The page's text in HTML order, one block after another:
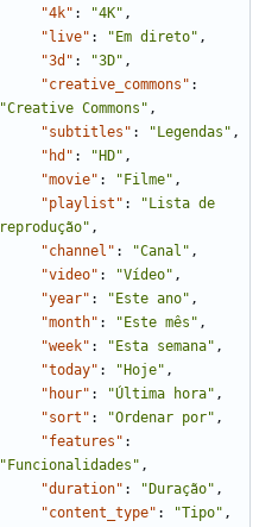
"4k" : "4K" ,
"live" : "Em direto" ,
"3d" : "3D" ,
"creative_commons" :
"Creative Commons" ,
"subtitles" : "Legendas" ,
"hd" : "HD" ,
"movie" : "Filme" ,
"playlist" :
"Lista de
reprodução" ,
"channel" : "Canal" ,
"video" : "Vídeo" ,
"year" : "Este ano" ,
"month" : "Este mês" ,
"week" : "Esta semana" ,
"today" : "Hoje" ,
"hour" : "Última hora" ,
"sort" : "Ordenar por" ,
"features" :
"Funcionalidades" ,
"duration" : "Duração" ,
"content_type" : "Tipo" ,